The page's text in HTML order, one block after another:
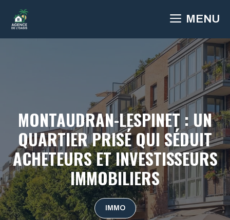
MENU
MONTAUDRAN-LESPINET : UN
QUARTIER PRISÉ QUI SÉDUIT
ACHETEURS ET INVESTISSEURS
IMMOBILIERS
IMMO